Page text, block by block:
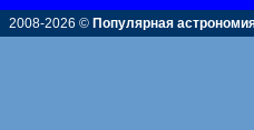
2008-2026 © Популярная